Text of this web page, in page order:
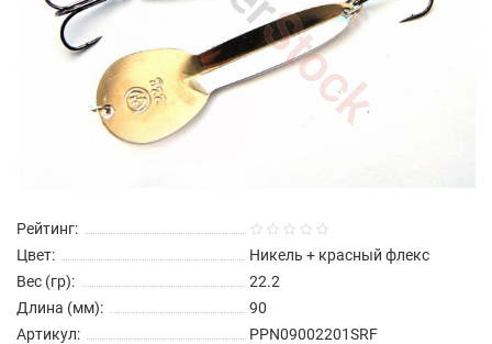
Рейтинг:
Цвет:
Никель + красный флекс
Вес (гр):
22.2
Длина (мм):
90
Артикул:
PPN09002201SRF